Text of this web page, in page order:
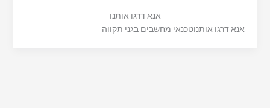
אנא דרגו אותנו
אנא דרגו אותנוטכנאי מחשבים בגני תקווה